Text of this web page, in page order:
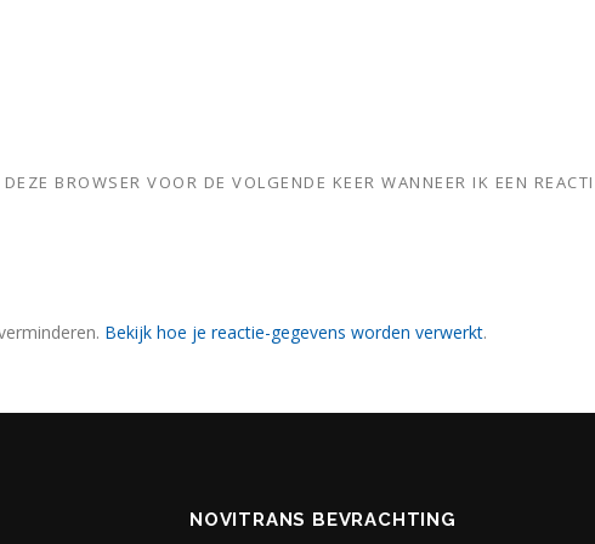
BROWSER VOOR DE VOLGENDE KEER WANNEER IK EEN
Bekijk hoe je reactie-gegevens worden verwerkt.
NOVITRANS BEVRACHTING